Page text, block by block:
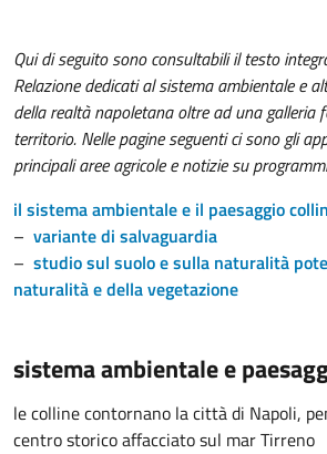
Qui di seguito sono consultabili il testo
Relazione dedicati al sistema ambientale e
della realtà napoletana oltre ad una galleria
territorio. Nelle pagine seguenti ci sono gli
principali aree agricole e notizie su
il sistema ambientale e il paesaggio
– variante di salvaguardia
– studio sul suolo e sulla naturalità
naturalità e della vegetazione
sistema ambientale e
le colline contornano la città di Napoli,
centro storico affacciato sul mar Tirreno